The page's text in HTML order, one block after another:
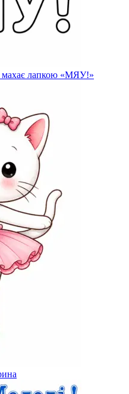
махає лапкою «МЯУ!»